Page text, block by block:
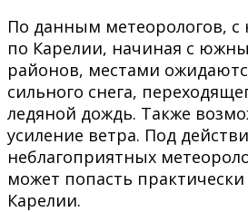
По данным метеорологов, с
по Карелии, начиная с
районов, местами
сильного снега,
ледяной дождь. Также
усиление ветра. Под
неблагоприятных
может попасть
Карелии.